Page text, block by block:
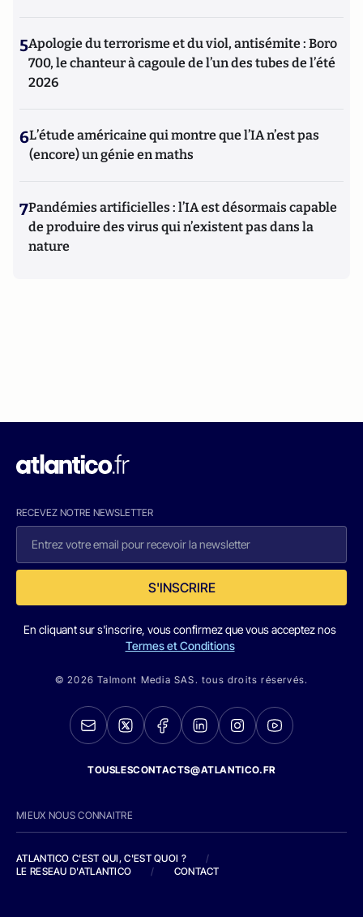
5Apologie du terrorisme et du viol, antisémite : Boro
700, le chanteur à cagoule de l’un des tubes de l’été
2026
6L’étude américaine qui montre que l’IA n’est pas
(encore) un génie en maths
7Pandémies artificielles : l’IA est désormais capable
de produire des virus qui n’existent pas dans la
nature
RECEVEZ NOTRE NEWSLETTER
S'INSCRIRE
En cliquant sur s'inscrire, vous confirmez que vous acceptez nos
Termes et Conditions
© 2026 Talmont Media SAS. tous droits réservés.
TOUSLESCONTACTS@ATLANTICO.FR
MIEUX NOUS CONNAITRE
ATLANTICO C'EST QUI, C'EST QUOI ?
/
LE RESEAU D'ATLANTICO
/ CONTACT